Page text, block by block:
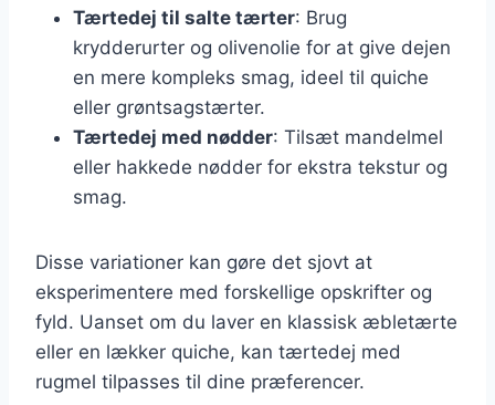
Tærtedej til salte tærter: Brug
krydderurter og olivenolie for at give dejen
en mere kompleks smag, ideel til quiche
eller grøntsagstærter.
Tærtedej med nødder: Tilsæt mandelmel
eller hakkede nødder for ekstra tekstur og
smag.
Disse variationer kan gøre det sjovt at
eksperimentere med forskellige opskrifter og
fyld. Uanset om du laver en klassisk æbletærte
eller en lækker quiche, kan tærtedej med
rugmel tilpasses til dine præferencer.